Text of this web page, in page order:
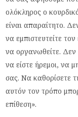
ολόκληρος ο
είναι απαραίτητο.
να εμπιστευτείτε
να οργανωθείτε. Δεν
να είστε ήρεμοι, να
σας. Να καθορίσετε
αυτόν τον τρόπο
επίθεση».